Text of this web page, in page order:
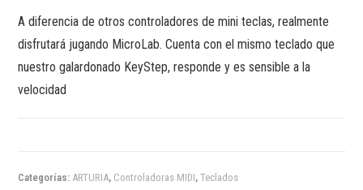
A diferencia de otros controladores de mini teclas, realmente
disfrutará jugando MicroLab. Cuenta con el mismo teclado que
nuestro galardonado KeyStep, responde y es sensible a la
velocidad
Categorías: ARTURIA, Controladoras MIDI,Teclados